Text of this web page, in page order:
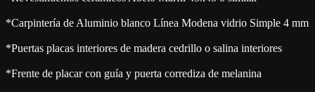
*Carpintería de Aluminio blanco Línea Modena vidrio Simple 4 mm
*Puertas placas interiores de madera cedrillo o salina interiores
*Frente de placar con guía y puerta corrediza de melanina